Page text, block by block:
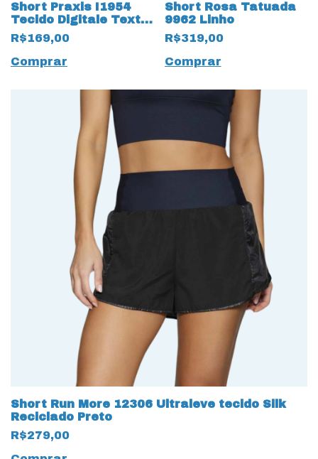
Short Praxis I1954
Tecido Digitale Textil
Fresh Fit Marinho
R$169,00
Comprar
Short Rosa Tatuada
9962 Linho
R$319,00
Comprar
Short Run More 12306 Ultraleve tecido Silk
Reciclado Preto
R$279,00